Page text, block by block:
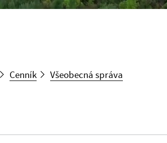
Cenník Všeobecná správa